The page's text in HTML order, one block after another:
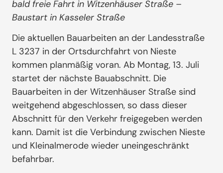
bald freie Fahrt in Witzenhäuser Straße –
Baustart in Kasseler Straße
Die aktuellen Bauarbeiten an der Landesstraße
L 3237 in der Ortsdurchfahrt von Nieste
kommen planmäßig voran. Ab Montag, 13. Juli
startet der nächste Bauabschnitt. Die
Bauarbeiten in der Witzenhäuser Straße sind
weitgehend abgeschlossen, so dass dieser
Abschnitt für den Verkehr freigegeben werden
kann. Damit ist die Verbindung zwischen Nieste
und Kleinalmerode wieder uneingeschränkt
befahrbar.